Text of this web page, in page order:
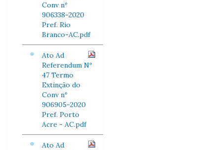
Conv nº
906338-2020
Pref. Rio
Branco-AC.pdf
Ato Ad
Referendum Nº
47 Termo
Extinção do
Conv nº
906905-2020
Pref. Porto
Acre - AC.pdf
Ato Ad